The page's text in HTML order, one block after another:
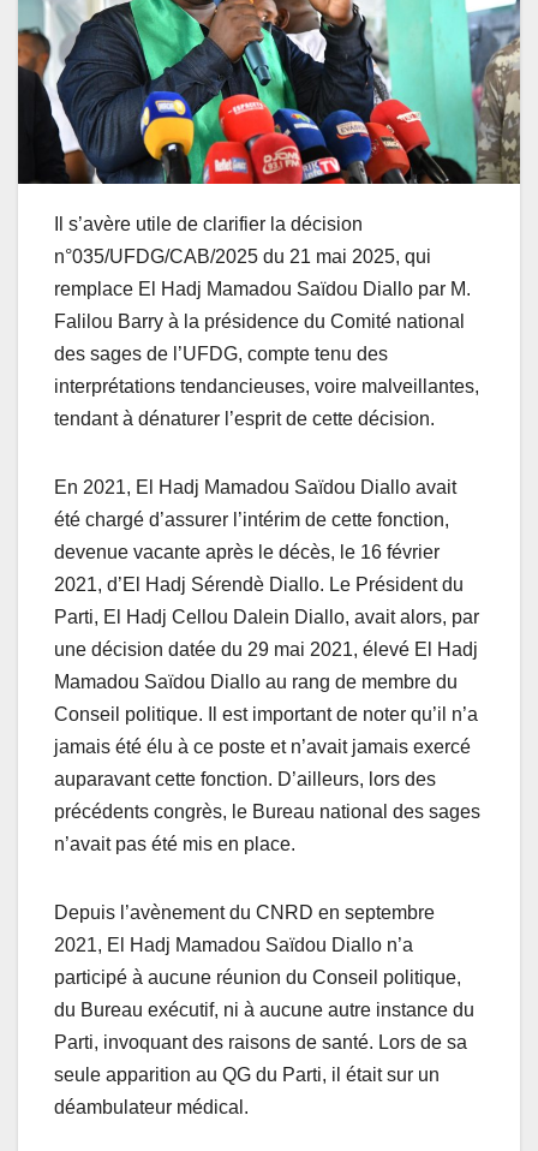
Il s’avère utile de clarifier la décision
n°035/UFDG/CAB/2025 du 21 mai 2025, qui
remplace El Hadj Mamadou Saïdou Diallo par M.
Falilou Barry à la présidence du Comité national
des sages de l’UFDG, compte tenu des
interprétations tendancieuses, voire malveillantes,
tendant à dénaturer l’esprit de cette décision.
En 2021, El Hadj Mamadou Saïdou Diallo avait
été chargé d’assurer l’intérim de cette fonction,
devenue vacante après le décès, le 16 février
2021, d’El Hadj Sérendè Diallo. Le Président du
Parti, El Hadj Cellou Dalein Diallo, avait alors, par
une décision datée du 29 mai 2021, élevé El Hadj
Mamadou Saïdou Diallo au rang de membre du
Conseil politique. Il est important de noter qu’il n’a
jamais été élu à ce poste et n’avait jamais exercé
auparavant cette fonction. D’ailleurs, lors des
précédents congrès, le Bureau national des sages
n’avait pas été mis en place.
Depuis l’avènement du CNRD en septembre
2021, El Hadj Mamadou Saïdou Diallo n’a
participé à aucune réunion du Conseil politique,
du Bureau exécutif, ni à aucune autre instance du
Parti, invoquant des raisons de santé. Lors de sa
seule apparition au QG du Parti, il était sur un
déambulateur médical.